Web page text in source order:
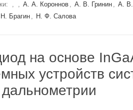
, , А. А. Короннов , А. В. Гринин , А.
Брагин , Н. Ф. Салова
на основе
устройств